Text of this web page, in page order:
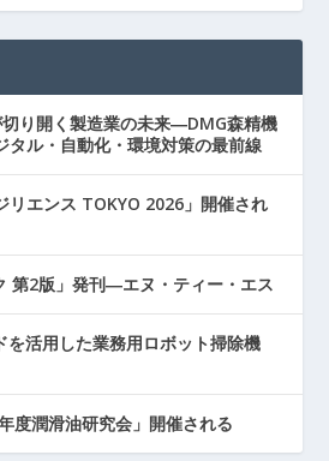
り開く製造業の未来―DMG森精機
タル・自動化・環境対策の最前線
リエンス TOKYO 2026」開催され
第2版」発刊―エヌ・ティー・エス
を活用した業務用ロボット掃除機
度潤滑油研究会」開催される